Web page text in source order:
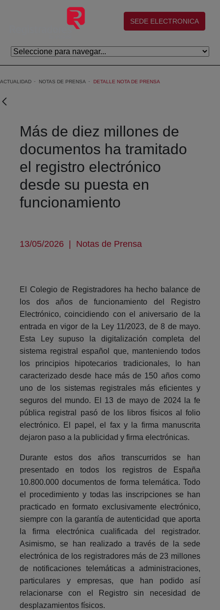
Saltar al contenido principal
(abre en nueva ventana)
SEDE ELECTRONICA
ACTUALIDAD NOTAS DE PRENSA DETALLE NOTA DE PRENSA
Más de diez millones de
documentos ha tramitado
el registro electrónico
desde su puesta en
funcionamiento
13/05/2026 | Notas de Prensa
El Colegio de Registradores ha hecho balance de
los dos años de funcionamiento del Registro
Electrónico, coincidiendo con el aniversario de la
entrada en vigor de la Ley 11/2023, de 8 de mayo.
Esta Ley supuso la digitalización completa del
sistema registral español que, manteniendo todos
los principios hipotecarios tradicionales, lo han
caracterizado desde hace más de 150 años como
uno de los sistemas registrales más eficientes y
seguros del mundo. El 13 de mayo de 2024 la fe
pública registral pasó de los libros físicos al folio
electrónico. El papel, el fax y la firma manuscrita
dejaron paso a la publicidad y firma electrónicas.
Durante estos dos años transcurridos se han
presentado en todos los registros de España
10.800.000 documentos de forma telemática. Todo
el procedimiento y todas las inscripciones se han
practicado en formato exclusivamente electrónico,
siempre con la garantía de autenticidad que aporta
la firma electrónica cualificada del registrador.
Asimismo, se han realizado a través de la sede
electrónica de los registradores más de 23 millones
de notificaciones telemáticas a administraciones,
particulares y empresas, que han podido así
relacionarse con el Registro sin necesidad de
desplazamientos físicos.